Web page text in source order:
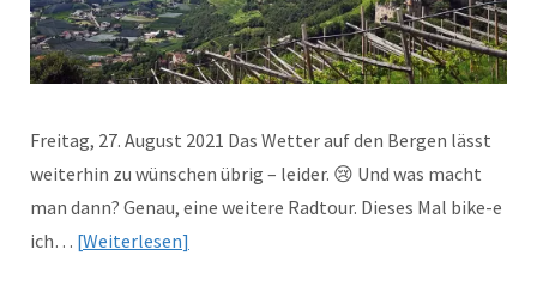
Freitag, 27. August 2021 Das Wetter auf den Bergen lässt
weiterhin zu wünschen übrig – leider. 😢 Und was macht
man dann? Genau, eine weitere Radtour. Dieses Mal bike-e
ich… Weiterlesen